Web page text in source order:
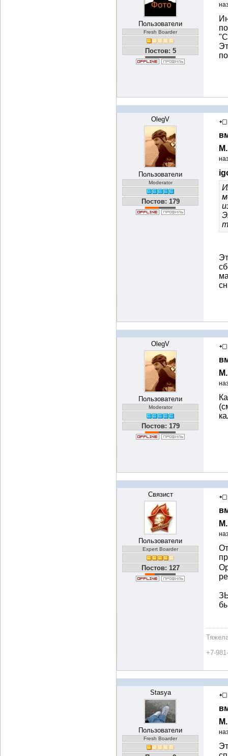
Пользователи
Fresh Boarder
Постов: 5
OlegV
Пользователи
Moderator
Постов: 179
OlegV
Пользователи
Moderator
Постов: 179
Связист
Пользователи
Expert Boarder
Постов: 127
+7-
Stasya
Пользователи
Fresh Boarder